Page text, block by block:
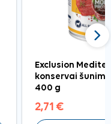
Exclusion
konservai
400 g
2,71 €